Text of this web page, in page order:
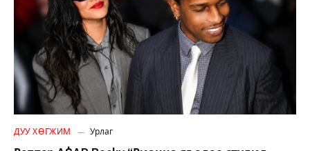
ДУУ ХӨГЖИМ Урлаг